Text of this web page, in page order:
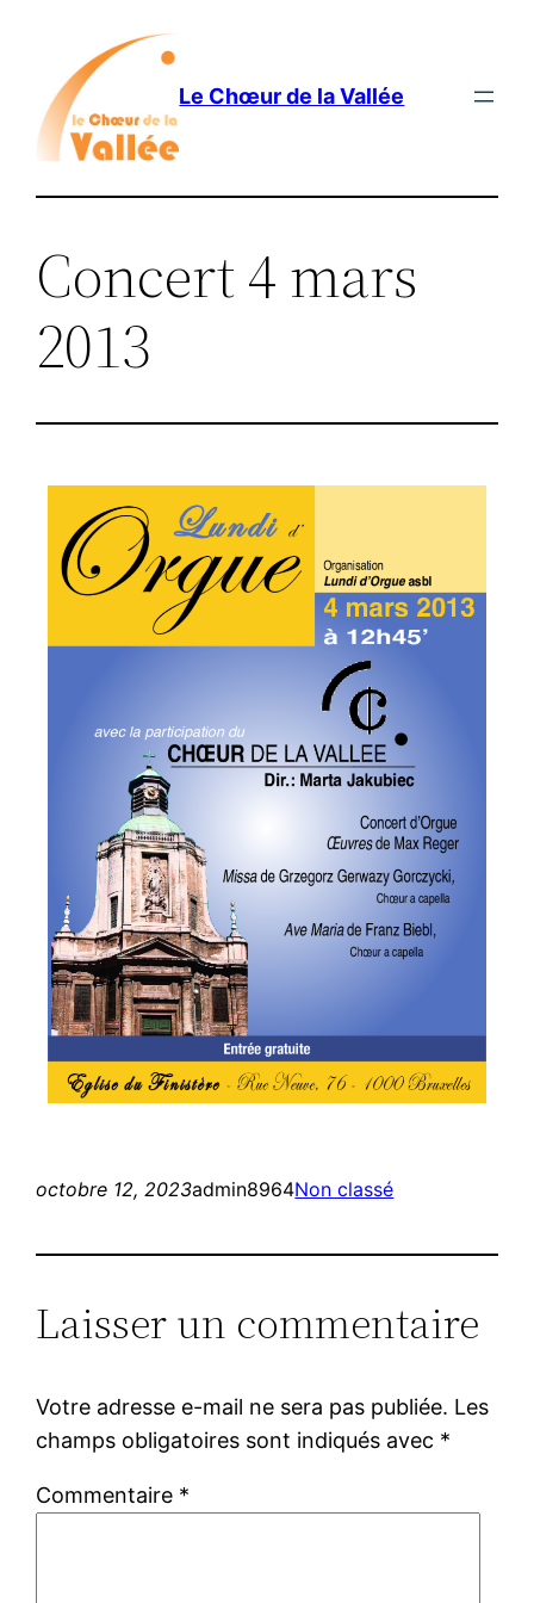
Le Chœur de la Vallée
Concert 4 mars
2013
octobre 12, 2023admin8964Non classé
Laisser un commentaire
Votre adresse e-mail ne sera pas publiée. Les
champs obligatoires sont indiqués avec *
Commentaire *